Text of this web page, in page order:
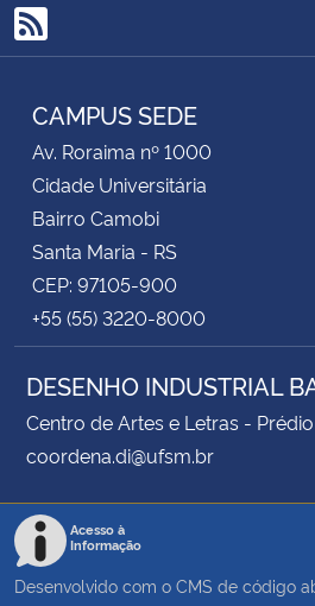
RSS
CAMPUS SEDE
Av. Roraima nº 1000
Cidade Universitária
Bairro Camobi
Santa Maria - RS
CEP: 97105-900
+55 (55) 3220-8000
DESENHO INDUSTRIAL
Centro de Artes e Letras -
coordena.di@ufsm.br
Acesso à
Informação
Desenvolvido com o CMS de código